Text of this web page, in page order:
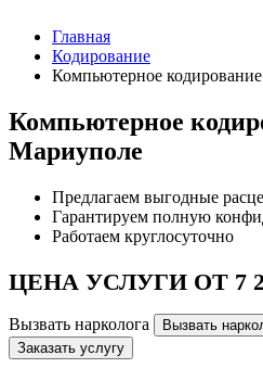
Главная
Кодирование
Компьютерное кодирование
Компьютерное
Мариуполе
Предлагаем выгодные
Гарантируем полную
Работаем круглосуточно
ЦЕНА УСЛУГИ ОТ 7
Вызвать нарколога
Вызвать
Заказать услугу